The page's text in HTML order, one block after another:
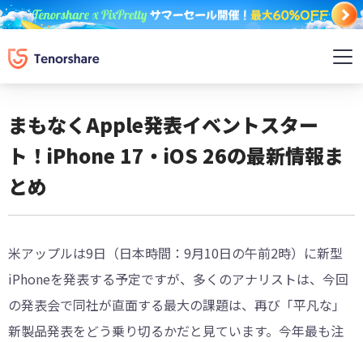
まもなくApple発表イベントスター
ト！iPhone 17・iOS 26の最新情報ま
とめ
米アップルは9日（日本時間：9月10日の午前2時）に新型
iPhoneを発表する予定ですが、多くのアナリストは、今回
の発表会で同社が直面する最大の課題は、再び「平凡な」
新製品発表をどう乗り切るかだと見ています。今年最も注